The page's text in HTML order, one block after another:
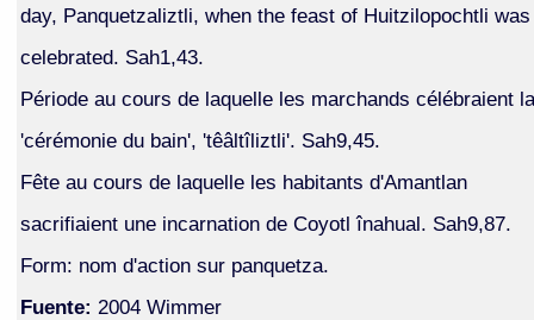
day, Panquetzaliztli, when the feast of Huitzilopochtli was
celebrated. Sah1,43.
Période au cours de laquelle les marchands célébraient la
'cérémonie du bain', 'têâltîliztli'. Sah9,45.
Fête au cours de laquelle les habitants d'Amantlan
sacrifiaient une incarnation de Coyotl înahual. Sah9,87.
Form: nom d'action sur panquetza.
Fuente: 2004 Wimmer